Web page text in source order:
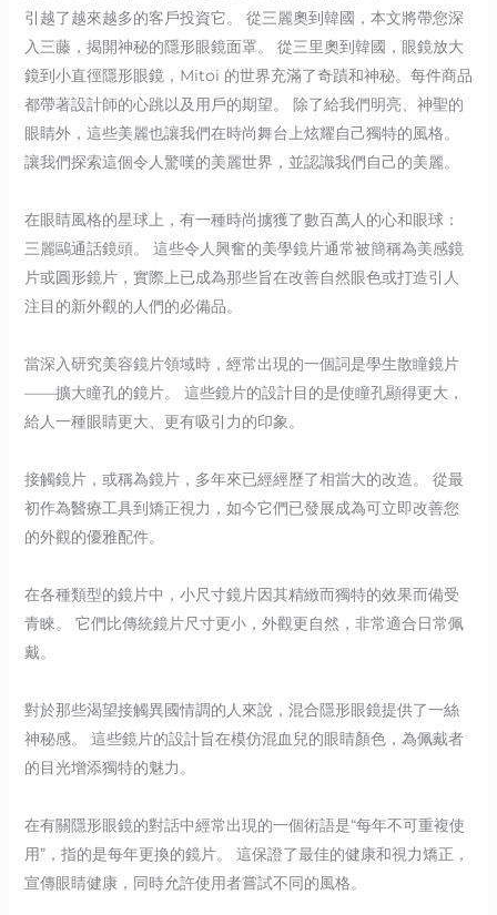
引越了越來越多的客戶投資它。 從三麗奧到韓國，本文將帶您深
入三藤，揭開神秘的隱形眼鏡面罩。 從三里奧到韓國，眼鏡放大
鏡到小直徑隱形眼鏡，Mitoi 的世界充滿了奇蹟和神秘。每件商品
都帶著設計師的心跳以及用戶的期望。 除了給我們明亮、神聖的
眼睛外，這些美麗也讓我們在時尚舞台上炫耀自己獨特的風格。
讓我們探索這個令人驚嘆的美麗世界，並認識我們自己的美麗。
在眼睛風格的星球上，有一種時尚擄獲了數百萬人的心和眼球：
三麗鷗通話鏡頭。 這些令人興奮的美學鏡片通常被簡稱為美感鏡
片或圓形鏡片，實際上已成為那些旨在改善自然眼色或打造引人
注目的新外觀的人們的必備品。
當深入研究美容鏡片領域時，經常出現的一個詞是學生散瞳鏡片
——擴大瞳孔的鏡片。 這些鏡片的設計目的是使瞳孔顯得更大，
給人一種眼睛更大、更有吸引力的印象。
接觸鏡片，或稱為鏡片，多年來已經經歷了相當大的改造。 從最
初作為醫療工具到矯正視力，如今它們已發展成為可立即改善您
的外觀的優雅配件。
在各種類型的鏡片中，小尺寸鏡片因其精緻而獨特的效果而備受
青睞。 它們比傳統鏡片尺寸更小，外觀更自然，非常適合日常佩
戴。
對於那些渴望接觸異國情調的人來說，混合隱形眼鏡提供了一絲
神秘感。 這些鏡片的設計旨在模仿混血兒的眼睛顏色，為佩戴者
的目光增添獨特的魅力。
在有關隱形眼鏡的對話中經常出現的一個術語是“每年不可重複使
用”，指的是每年更換的鏡片。 這保證了最佳的健康和視力矯正，
宣傳眼睛健康，同時允許使用者嘗試不同的風格。